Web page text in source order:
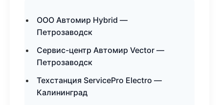
ООО Автомир Hybrid —
Петрозаводск
Сервис-центр Автомир Vector —
Петрозаводск
Техстанция ServicePro Electro —
Калининград